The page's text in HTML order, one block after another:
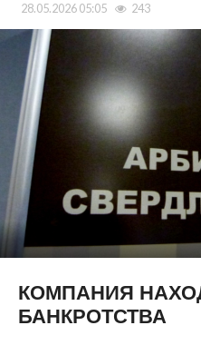
28.05.2026 05:05 243
КОМПАНИЯ
БАНКРОТСТВА